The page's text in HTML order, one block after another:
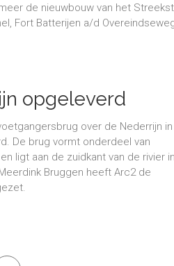
de nieuwbouw van het
Fort Batterijen a/d
opgeleverd
over de Nederrijn
De brug vormt onderdeel van
ligt aan de zuidkant van de rivier in
Bruggen heeft Arc2 de